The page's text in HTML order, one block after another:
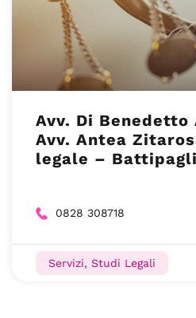
Avv. Di Benedetto
Avv. Antea
legale –
0828 308718
Servizi, Studi Legali